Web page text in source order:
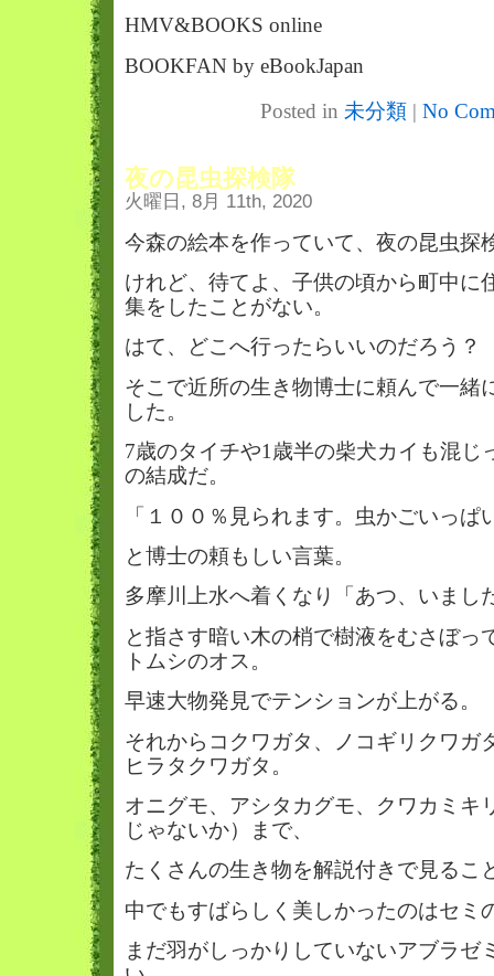
HMV&BOOKS online
BOOKFAN by eBookJapan
Posted in 未分類 | No
夜の昆虫探検隊
火曜日, 8月 11th, 2020
今森の絵本を作っていて、夜の昆虫探
けれど、待てよ、子供の頃から町中に
集をしたことがない。
はて、どこへ行ったらいいのだろう？
そこで近所の生き物博士に頼んで一緒
した。
7歳のタイチや1歳半の柴犬カイも混じ
の結成だ。
「１００％見られます。虫かごいっぱ
と博士の頼もしい言葉。
多摩川上水へ着くなり「あつ、いまし
と指さす暗い木の梢で樹液をむさぼっ
トムシのオス。
早速大物発見でテンションが上がる。
それからコクワガタ、ノコギリクワガ
ヒラタクワガタ。
オニグモ、アシタカグモ、クワカミキ
じゃないか）まで、
たくさんの生き物を解説付きで見るこ
中でもすばらしく美しかったのはセミ
まだ羽がしっかりしていないアブラゼ